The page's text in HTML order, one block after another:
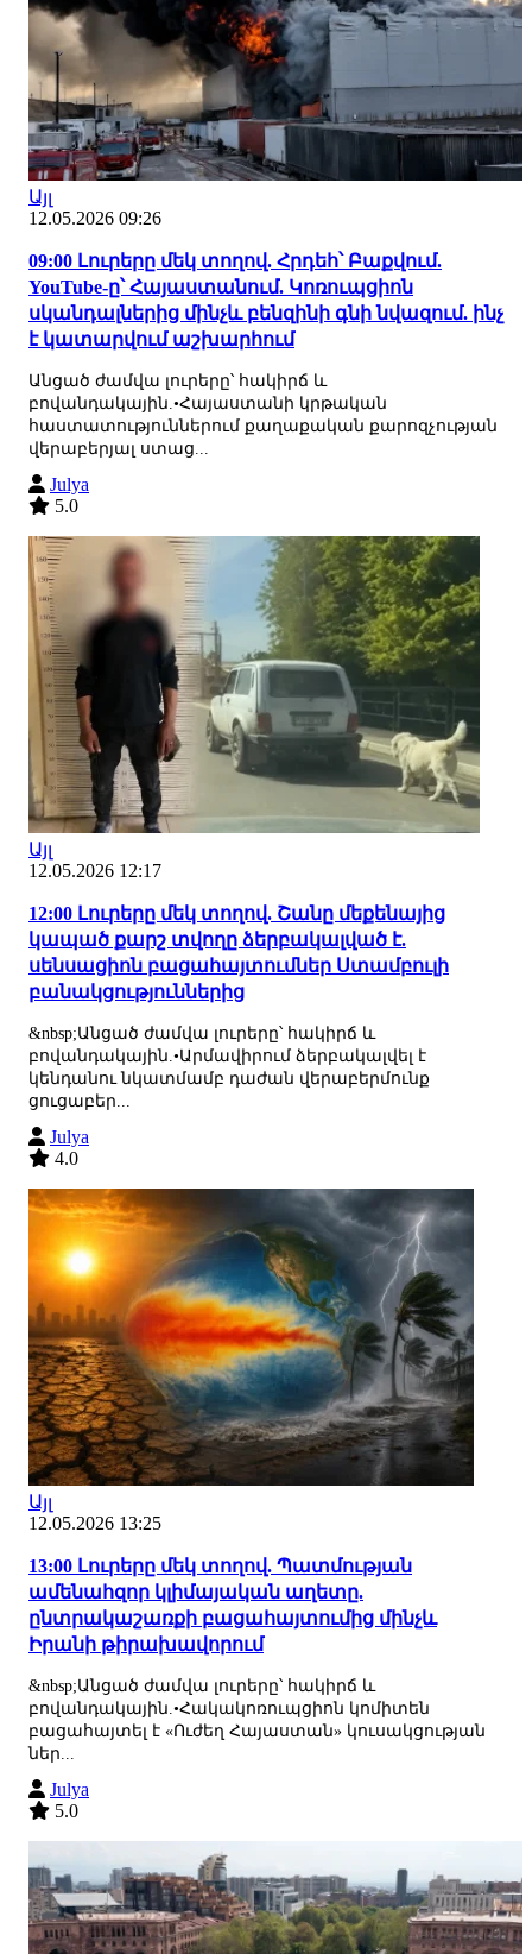
Այլ
12.05.2026 09:26
09:00 Լուրերը մեկ տողով. Հրդեհ՝ Բաքվում.
YouTube-ը՝ Հայաստանում. Կոռուպցիոն
սկանդալներից մինչև բենզինի գնի նվազում. ինչ
է կատարվում աշխարհում
Անցած ժամվա լուրերը՝ հակիրճ և
բովանդակային.•Հայաստանի կրթական
հաստատություններում քաղաքական քարոզչության
վերաբերյալ ստաց...
Julya
5.0
Այլ
12.05.2026 12:17
12:00 Լուրերը մեկ տողով. Շանը մեքենայից
կապած քարշ տվողը ձերբակալված է.
սենսացիոն բացահայտումներ Ստամբուլի
բանակցություններից
&nbsp;Անցած ժամվա լուրերը՝ հակիրճ և
բովանդակային.•Արմավիրում ձերբակալվել է
կենդանու նկատմամբ դաժան վերաբերմունք
ցուցաբեր...
Julya
4.0
Այլ
12.05.2026 13:25
13:00 Լուրերը մեկ տողով. Պատմության
ամենահզոր կլիմայական աղետը.
ընտրակաշառքի բացահայտումից մինչև
Իրանի թիրախավորում
&nbsp;Անցած ժամվա լուրերը՝ հակիրճ և
բովանդակային.•Հակակոռուպցիոն կոմիտեն
բացահայտել է «Ուժեղ Հայաստան» կուսակցության
ներ...
Julya
5.0